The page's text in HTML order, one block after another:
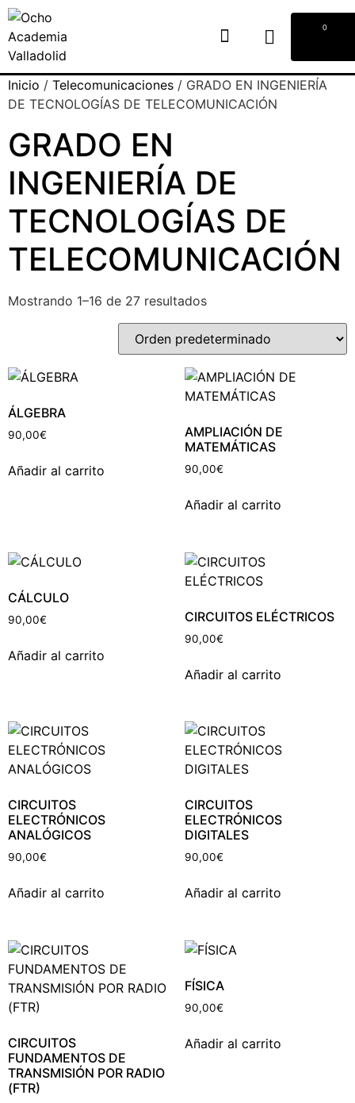
0
Inicio / Telecomunicaciones / GRADO EN INGENIERÍA
DE TECNOLOGÍAS DE TELECOMUNICACIÓN
GRADO EN
INGENIERÍA DE
TECNOLOGÍAS DE
TELECOMUNICACIÓN
Mostrando 1–16 de 27 resultados
ÁLGEBRA
90,00€
Añadir al carrito
AMPLIACIÓN DE
MATEMÁTICAS
90,00€
Añadir al carrito
CÁLCULO
90,00€
Añadir al carrito
CIRCUITOS ELÉCTRICOS
90,00€
Añadir al carrito
CIRCUITOS
ELECTRÓNICOS
ANALÓGICOS
90,00€
Añadir al carrito
CIRCUITOS
ELECTRÓNICOS
DIGITALES
90,00€
Añadir al carrito
CIRCUITOS
FUNDAMENTOS DE
TRANSMISIÓN POR RADIO
(FTR)
FÍSICA
90,00€
Añadir al carrito